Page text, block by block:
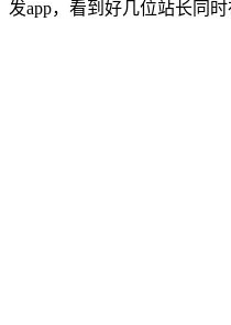
发app，看到好几位站长同